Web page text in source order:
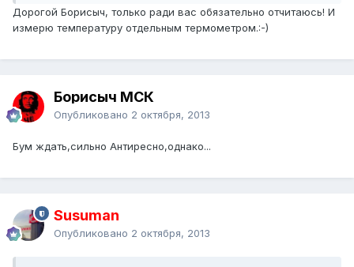
Дорогой Борисыч, только ради вас обязательно отчитаюсь! И
измерю температуру отдельным термометром.:-)
Борисыч МСК
Опубликовано 2 октября, 2013
Бум ждать,сильно Антиресно,однако...
Susuman
Опубликовано 2 октября, 2013